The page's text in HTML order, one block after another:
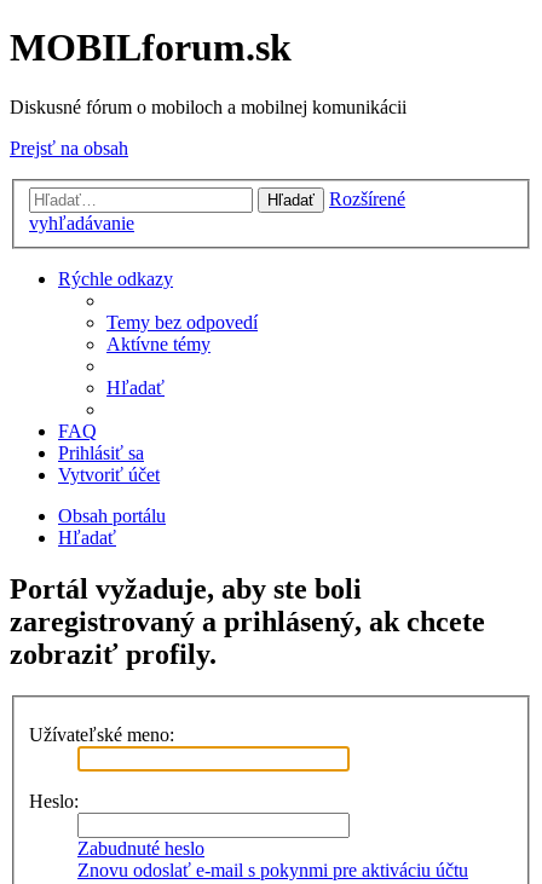
MOBILforum.sk
Diskusné fórum o mobiloch a mobilnej komunikácii
Prejsť na obsah
Hľadať
Rozšírené
vyhľadávanie
Rýchle odkazy
Temy bez odpovedí
Aktívne témy
Hľadať
FAQ
Prihlásiť sa
Vytvoriť účet
Obsah portálu
Hľadať
Portál vyžaduje, aby ste boli
zaregistrovaný a prihlásený, ak chcete
zobraziť profily.
Užívateľské meno:
Heslo:
Zabudnuté heslo
Znovu odoslať e-mail s pokynmi pre aktiváciu účtu